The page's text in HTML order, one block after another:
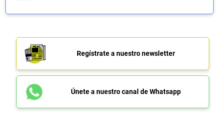
Regístrate a nuestro newsletter
Únete a nuestro canal de Whatsapp